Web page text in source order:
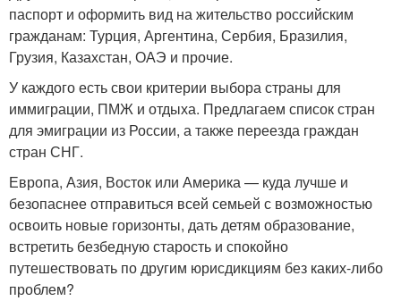
паспорт и оформить вид на жительство российским
гражданам: Турция, Аргентина, Сербия, Бразилия,
Грузия, Казахстан, ОАЭ и прочие.
У каждого есть свои критерии выбора страны для
иммиграции, ПМЖ и отдыха. Предлагаем список стран
для эмиграции из России, а также переезда граждан
стран СНГ.
Европа, Азия, Восток или Америка — куда лучше и
безопаснее отправиться всей семьей с возможностью
освоить новые горизонты, дать детям образование,
встретить безбедную старость и спокойно
путешествовать по другим юрисдикциям без каких-либо
проблем?